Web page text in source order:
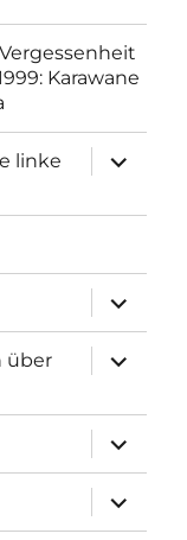
Karawane
linke
anzeigen
anzeigen
über
anzeigen
anzeigen
anzeigen